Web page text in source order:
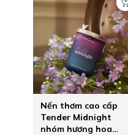
Nến thơm cao cấp
Tender Midnight
nhóm hương hoa